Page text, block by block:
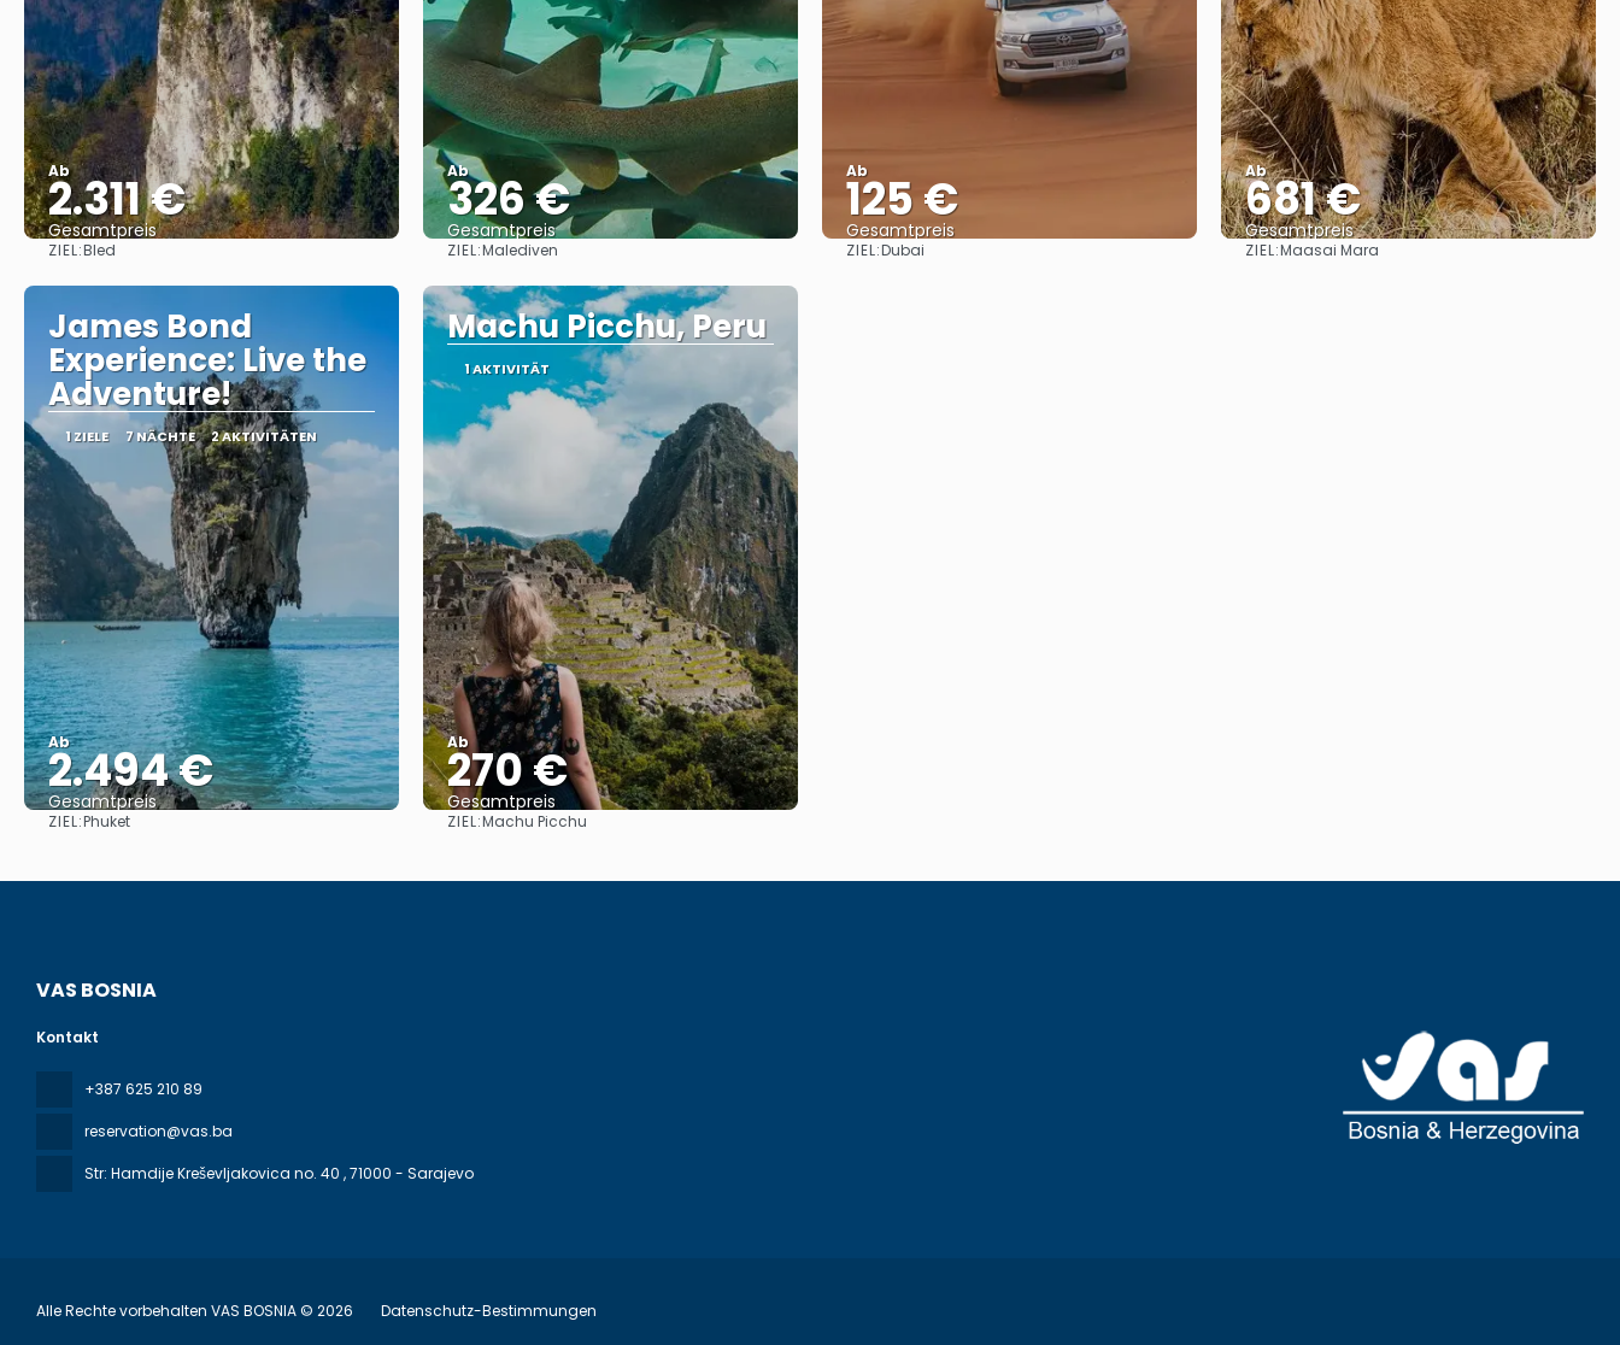
Ab
2.311 €
Gesamtpreis
ZIEL:Bled
Ab
326 €
Gesamtpreis
Reise ansehen
ZIEL:Malediven
Ab
125 €
Gesamtpreis
ZIEL:Dubai
Ab
681 €
Gesamtpreis
Reise ansehen
ZIEL:Maasai Mara
James Bond
Experience: Live the
Adventure!
1 ZIELE 7 NÄCHTE 2 AKTIVITÄTEN
Ab
2.494 €
Gesamtpreis
ZIEL:Phuket
Machu Picchu, Peru
1 AKTIVITÄT
Ab
270 €
Gesamtpreis
Reise ansehen
ZIEL:Machu Picchu
VAS BOSNIA
Kontakt
+387 625 210 89
reservation@vas.ba
Str: Hamdije Kreševljakovica no. 40 , 71000 - Sarajevo
Alle Rechte vorbehalten VAS BOSNIA © 2026 Datenschutz-Bestimmungen